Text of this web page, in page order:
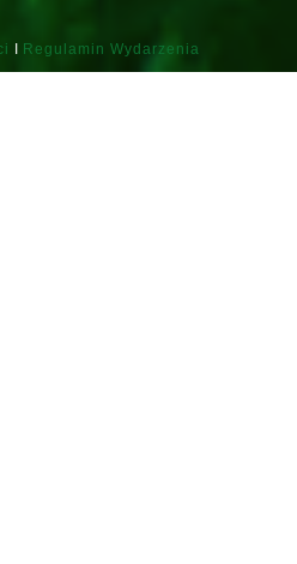
Regulamin Wydarzenia